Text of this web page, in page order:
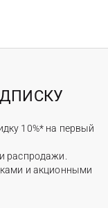
10%* на первый
распродажи.
и акционными